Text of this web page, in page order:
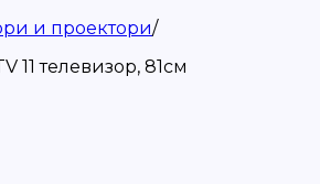
и прoектори/
11 телевизор, 81см